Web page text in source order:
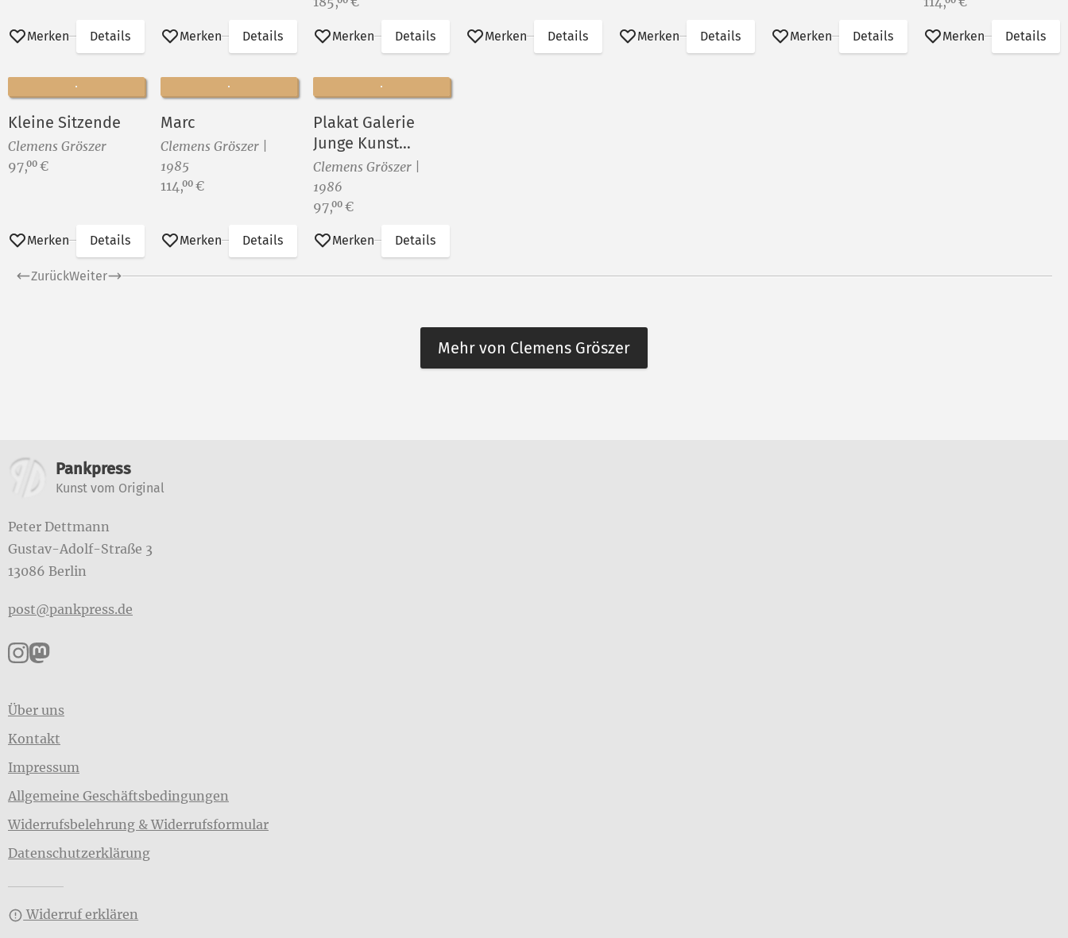
Merken Details Merken Details Merken Details Merken Details Merken Details Merken Details Merken Details
Kleine Sitzende
Clemens Gröszer
Preis:
97,00 €
Merken Details
Marc
Clemens Gröszer |
1985
Preis:
114,00 €
Merken Details
Plakat Galerie
Junge Kunst
Frankfurt 1986
Clemens Gröszer |
1986
Preis:
97,00 €
Merken Details
ZurückWeiter
Mehr von Clemens Gröszer
Weitere Informationen
Pankpress
Kunst vom Original
Peter Dettmann
Gustav-Adolf-Straße 3
13086 Berlin
post@pankpress.de
Pankpress auf Instagram
Pankpress auf Mastodon
Über uns
Kontakt
Impressum
Allgemeine Geschäftsbedingungen
Widerrufsbelehrung & Widerrufsformular
Datenschutzerklärung
Widerruf erklären